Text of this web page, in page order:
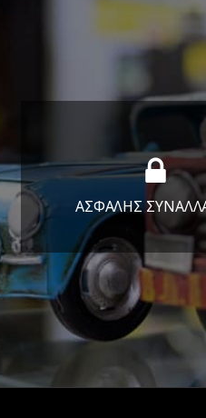
ΑΣΦΑΛΗΣ
Εγγυόμαστε την
των συναλλαγών